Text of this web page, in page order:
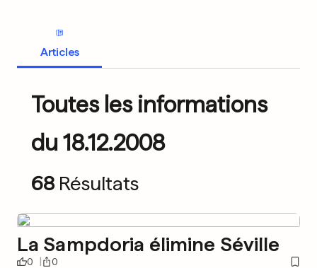
Articles
Toutes les informations
du 18.12.2008
68 Résultats
La Sampdoria élimine Séville
0 0